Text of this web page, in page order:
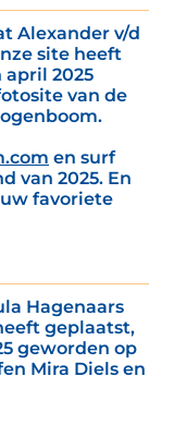
Alexander v/d
site heeft
2025
van de
en surf
van 2025. En
favoriete
Hagenaars
geplaatst,
geworden op
Mira Diels en